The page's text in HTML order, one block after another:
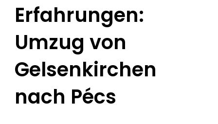
Erfahrungen:
Umzug von
Gelsenkirchen
nach Pécs